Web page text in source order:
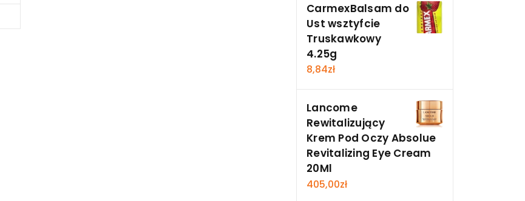
CarmexBalsam do
Ust wsztyfcie
Truskawkowy
4.25g
8,84zł
Lancome
Rewitalizujący
Krem Pod Oczy Absolue
Revitalizing Eye Cream
20Ml
405,00zł